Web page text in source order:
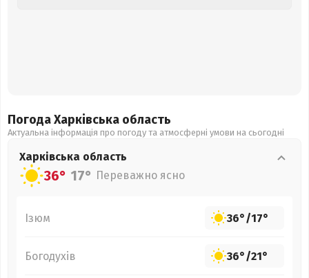
Погода Харківська область
Актуальна інформація про погоду та атмосферні умови на сьогодні
Харківська область
36° 17° Переважно ясно
Ізюм 36°/17°
Богодухів 36°/21°